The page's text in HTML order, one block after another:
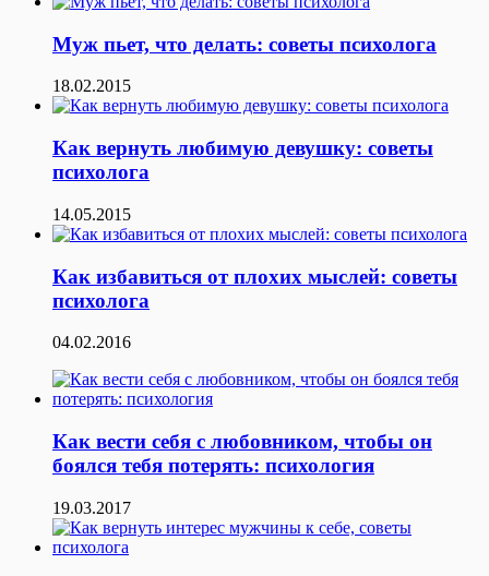
Муж пьет, что делать: советы психолога
18.02.2015
Как вернуть любимую девушку: советы
психолога
14.05.2015
Как избавиться от плохих мыслей: советы
психолога
04.02.2016
Как вести себя с любовником, чтобы он
боялся тебя потерять: психология
19.03.2017